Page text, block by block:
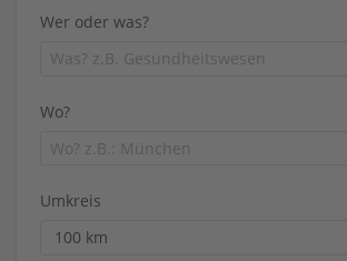
Wer oder was?
Wo?
Umkreis